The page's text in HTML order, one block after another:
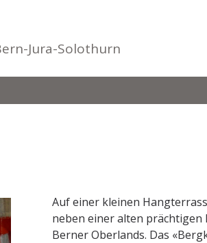
Jura-Solothurn
Auf einer kleinen
neben einer alten prächtigen
Berner Oberlands. Das